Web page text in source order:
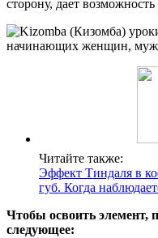
сторону, дает
Читайте также:
Эффект Тиндаля в
губ. Когда
Чтобы освоить элемент,
следующее: